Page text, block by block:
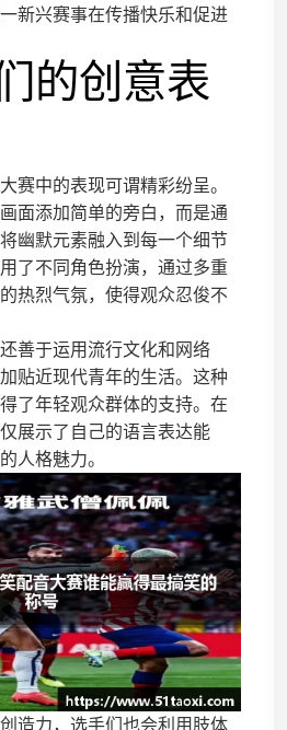
新兴赛事在传播快乐和促进
的创意表
赛中的表现可谓精彩纷呈。
面添加简单的旁白，而是通
幽默元素融入到每一个细节
了不同角色扮演，通过多重
热烈气氛，使得观众忍俊不
善于运用流行文化和网络
贴近现代青年的生活。这种
了年轻观众群体的支持。在
展示了自己的语言表达能
人格魅力。